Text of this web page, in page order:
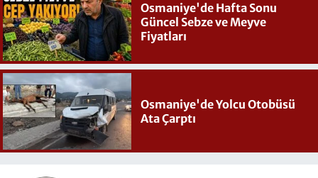
Osmaniye'de Hafta Sonu
Güncel Sebze ve Meyve
Fiyatları
Osmaniye'de Yolcu Otobüsü
Ata Çarptı